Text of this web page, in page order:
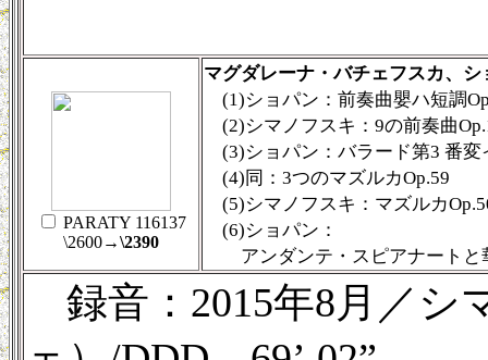
PARATY 116137
\2600→\2390
マグダレーナ・バチェフスカ、
(1)ショパン：前奏曲嬰ハ短調
(2)シマノフスキ：9の前奏曲
(3)ショパン：バラード第3 番変
(4)同：3つのマズルカOp.59
(5)シマノフスキ：マズルカ
(6)ショパン：
アンダンテ・スピアナートと
録音：2015年8月／シ